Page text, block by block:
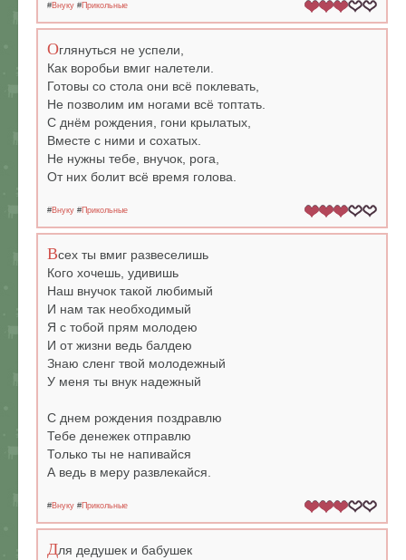
#Внуку #Прикольные
Оглянуться не успели,
Как воробьи вмиг налетели.
Готовы со стола они всё поклевать,
Не позволим им ногами всё топтать.
С днём рождения, гони крылатых,
Вместе с ними и сохатых.
Не нужны тебе, внучок, рога,
От них болит всё время голова.
#Внуку #Прикольные
Всех ты вмиг развеселишь
Кого хочешь, удивишь
Наш внучок такой любимый
И нам так необходимый
Я с тобой прям молодею
И от жизни ведь балдею
Знаю сленг твой молодежный
У меня ты внук надежный
С днем рождения поздравлю
Тебе денежек отправлю
Только ты не напивайся
А ведь в меру развлекайся.
#Внуку #Прикольные
Для дедушек и бабушек